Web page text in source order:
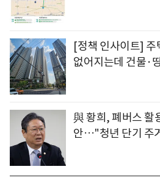
[정책 인사이트]
없어지는데 건물·
與 황희, 폐버스 활
안…"청년 단기 주